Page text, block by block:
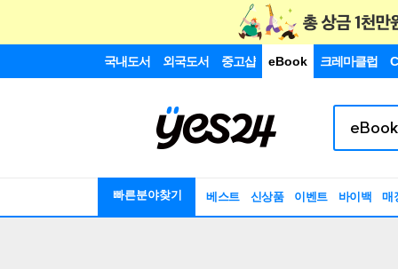
국내도서 외국도서 중고샵 eBook 크레마클럽
빠른분야찾기 베스트 신상품 이벤트 바이백 매